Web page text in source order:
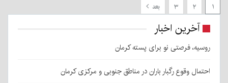
۱ ۲ ۳ بعد
آخرین اخبار
روسیه، فرصتی نو برای پسته کرمان
احتمال وقوع رگبار باران در مناطق جنوبی و مرکزی کرمان